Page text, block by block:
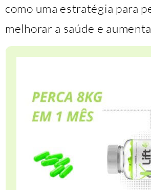
como uma estratégia para
melhorar a saúde e